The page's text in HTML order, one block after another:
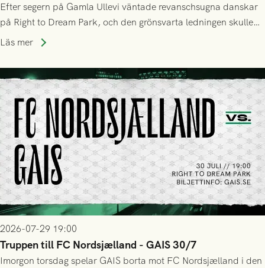
Efter segern på Gamla Ullevi väntade revanschsugna danskar
på Right to Dream Park, och den grönsvarta ledningen skulle
upphöra efter mindre än kvarten spelad. På lika mark visade
tennissiffror och det grönsvarta europaäventyret tog slut.
Läs mer
2026-07-29 19:00
Truppen till FC Nordsjælland - GAIS 30/7
Imorgon torsdag spelar GAIS borta mot FC Nordsjælland i den